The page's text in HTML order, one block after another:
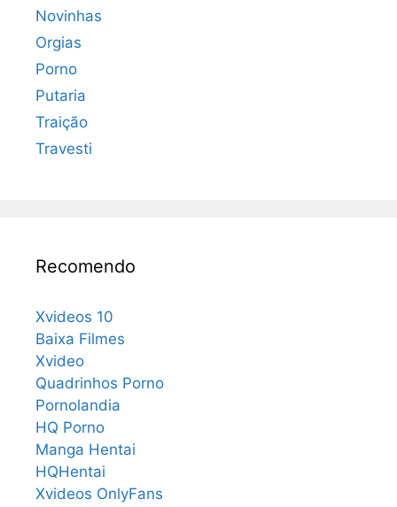
Novinhas
Orgias
Porno
Putaria
Traição
Travesti
Recomendo
Xvideos 10
Baixa Filmes
Xvideo
Quadrinhos Porno
Pornolandia
HQ Porno
Manga Hentai
HQHentai
Xvideos OnlyFans